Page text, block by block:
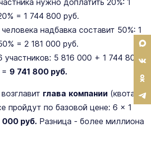
нужно доплатить 20%: 1
= 1 744 800 руб.
надбавка составит 50%: 1
= 2 181 000 руб.
участников: 5 816 000 + 1 744 800
9 741 800 руб.
глава компании (квота -
пройдут по базовой цене: 6 × 1
000 руб. Разница - более миллиона